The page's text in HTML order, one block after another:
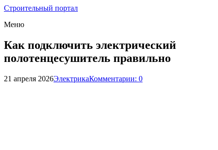
Строительный портал
Меню
Как подключить электрический
полотенцесушитель правильно
21 апреля 2026ЭлектрикаКомментарии: 0